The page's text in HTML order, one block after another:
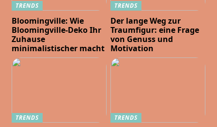
TRENDS
Bloomingville: Wie
Bloomingville-Deko Ihr
Zuhause
minimalistischer macht
TRENDS
Der lange Weg zur
Traumfigur: eine Frage
von Genuss und
Motivation
TRENDS TRENDS